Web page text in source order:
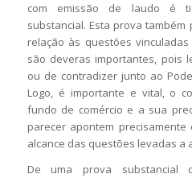
com emissão de laudo é
substancial. Esta prova
relação às questões
são deveras importantes, pois
ou de contradizer junto ao
Logo, é importante e vital, o
fundo de comércio e a sua
parecer apontem
alcance das questões levadas a
De uma prova